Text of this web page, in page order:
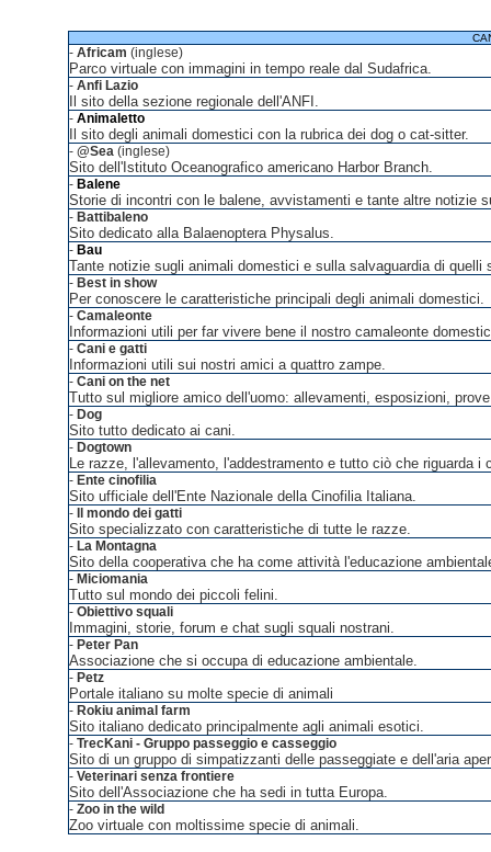
- Africam (inglese)
Parco virtuale con immagini in tempo reale dal Sudafrica.
- Anfi Lazio
Il sito della sezione regionale dell'ANFI.
- Animaletto
Il sito degli animali domestici con la rubrica dei dog o cat-sitter.
- @Sea(inglese)
Sito dell'Istituto Oceanografico americano Harbor Branch.
- Balene
Storie di incontri con le balene, avvistamenti e tante altre notizie
- Battibaleno
Sito dedicato alla Balaenoptera Physalus.
- Bau
Tante notizie sugli animali domestici e sulla salvaguardia di quelli
- Best in show
Per conoscere le caratteristiche principali degli animali domestici.
- Camaleonte
Informazioni utili per far vivere bene il nostro camaleonte
- Cani e gatti
Informazioni utili sui nostri amici a quattro zampe.
- Cani on the net
Tutto sul migliore amico dell'uomo: allevamenti, esposizioni,
- Dog
Sito tutto dedicato ai cani.
- Dogtown
Le razze, l'allevamento, l'addestramento e tutto ciò che riguarda i
- Ente cinofilia
Sito ufficiale dell'Ente Nazionale della Cinofilia Italiana.
- Il mondo dei gatti
Sito specializzato con caratteristiche di tutte le razze.
- La Montagna
Sito della cooperativa che ha come attività l'educazione
- Miciomania
Tutto sul mondo dei piccoli felini.
- Obiettivo squali
Immagini, storie, forum e chat sugli squali nostrani.
- Peter Pan
Associazione che si occupa di educazione ambientale.
- Petz
Portale italiano su molte specie di animali
- Rokiu animal farm
Sito italiano dedicato principalmente agli animali esotici.
- TrecKani - Gruppo passeggio e casseggio
Sito di un gruppo di simpatizzanti delle passeggiate e dell'aria
- Veterinari senza frontiere
Sito dell'Associazione che ha sedi in tutta Europa.
- Zoo in the wild
Zoo virtuale con moltissime specie di animali.